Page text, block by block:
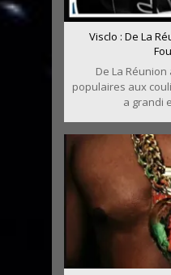
Visclo : De La
De La
populaires aux
a grandi